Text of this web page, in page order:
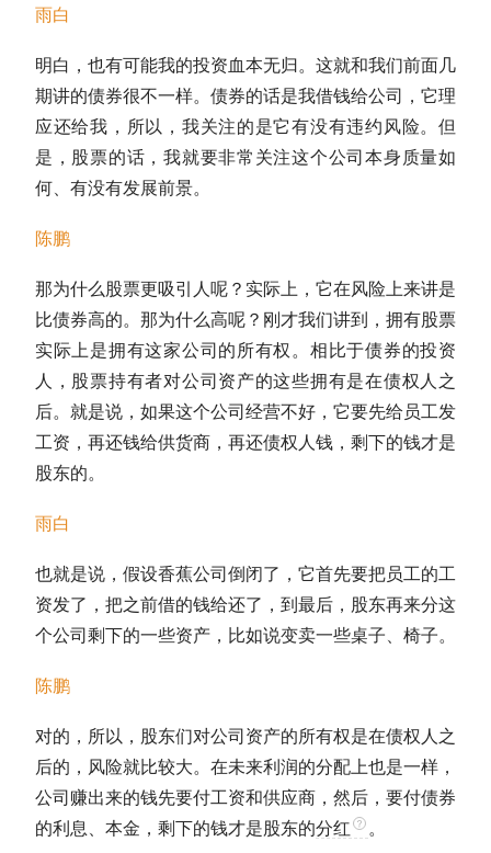
雨白
明白，也有可能我的投资血本无归。这就和我们前面几
期讲的债券很不一样。债券的话是我借钱给公司，它理
应还给我，所以，我关注的是它有没有违约风险。但
是，股票的话，我就要非常关注这个公司本身质量如
何、有没有发展前景。
陈鹏
那为什么股票更吸引人呢？实际上，它在风险上来讲是
比债券高的。那为什么高呢？刚才我们讲到，拥有股票
实际上是拥有这家公司的所有权。相比于债券的投资
人，股票持有者对公司资产的这些拥有是在债权人之
后。就是说，如果这个公司经营不好，它要先给员工发
工资，再还钱给供货商，再还债权人钱，剩下的钱才是
股东的。
雨白
也就是说，假设香蕉公司倒闭了，它首先要把员工的工
资发了，把之前借的钱给还了，到最后，股东再来分这
个公司剩下的一些资产，比如说变卖一些桌子、椅子。
陈鹏
对的，所以，股东们对公司资产的所有权是在债权人之
后的，风险就比较大。在未来利润的分配上也是一样，
公司赚出来的钱先要付工资和供应商，然后，要付债券
的利息、本金，剩下的钱才是股东的分红 。